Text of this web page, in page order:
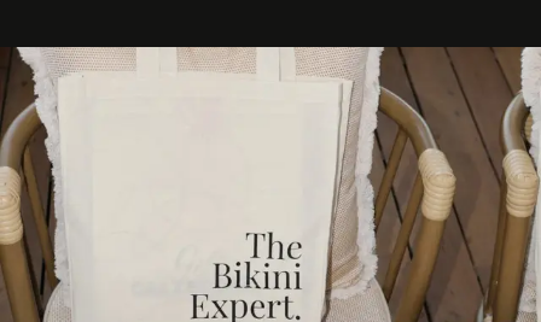
buluşturarak markanın Cavo Tagoo’daki varlığını
sürükleyici ve mevsime özel bir deneyime dönüştürüyor.